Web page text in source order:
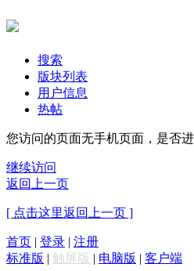
搜索
版块列表
用户信息
热帖
您访问的页面无手机页面，是否
继续访问
返回上一页
[ 点击这里返回上一页 ]
首页 | 登录 | 注册
标准版 | 触屏版 | 电脑版 | 客户端